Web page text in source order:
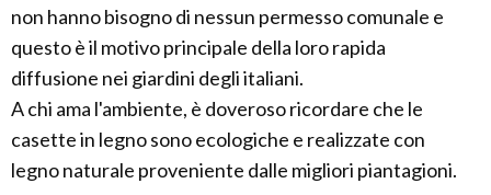
non hanno bisogno di nessun permesso comunale e
questo è il motivo principale della loro rapida
diffusione nei giardini degli italiani.
A chi ama l'ambiente, è doveroso ricordare che le
casette in legno sono ecologiche e realizzate con
legno naturale proveniente dalle migliori piantagioni.